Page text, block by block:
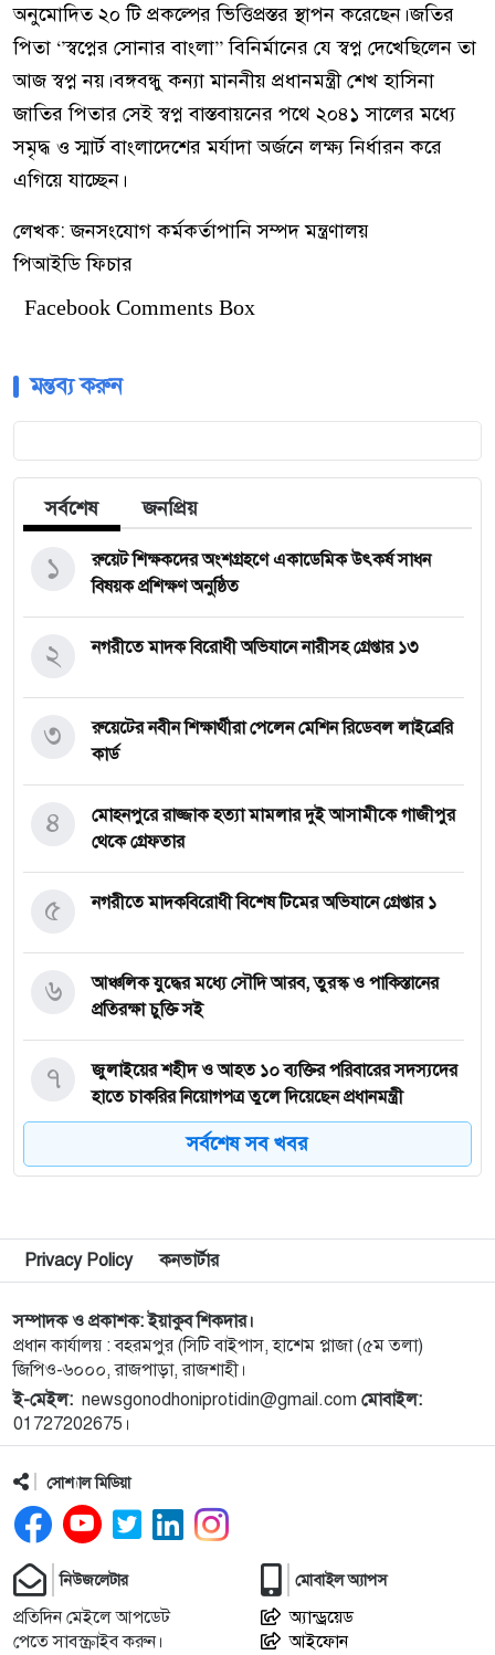
অনুমোদিত ২০ টি প্রকল্পের ভিত্তিপ্রস্তর স্থাপন করেছেন।জতির
পিতা ‘’স্বপ্নের সোনার বাংলা’’ বিনির্মানের যে স্বপ্ন দেখেছিলেন তা
আজ স্বপ্ন নয়।বঙ্গবন্ধু কন্যা মাননীয় প্রধানমন্ত্রী শেখ হাসিনা
জাতির পিতার সেই স্বপ্ন বাস্তবায়নের পথে ২০৪১ সালের মধ্যে
সমৃদ্ধ ও স্মার্ট বাংলাদেশের মর্যাদা অর্জনে লক্ষ্য নির্ধারন করে
এগিয়ে যাচ্ছেন।
লেখক: জনসংযোগ কর্মকর্তাপানি সম্পদ মন্ত্রণালয়
পিআইডি ফিচার
Facebook Comments Box
মন্তব্য করুন
সর্বশেষ জনপ্রিয়
রুয়েট শিক্ষকদের অংশগ্রহণে একাডেমিক উৎকর্ষ সাধন
বিষয়ক প্রশিক্ষণ অনুষ্ঠিত
১
নগরীতে মাদক বিরোধী অভিযানে নারীসহ গ্রেপ্তার ১৩
২
রুয়েটের নবীন শিক্ষার্থীরা পেলেন মেশিন রিডেবল লাইব্রেরি
কার্ড
৩
মোহনপুরে রাজ্জাক হত্যা মামলার দুই আসামীকে গাজীপুর
থেকে গ্রেফতার
৪
নগরীতে মাদকবিরোধী বিশেষ টিমের অভিযানে গ্রেপ্তার ১
৫
আঞ্চলিক যুদ্ধের মধ্যে সৌদি আরব, তুরস্ক ও পাকিস্তানের
প্রতিরক্ষা চুক্তি সই
৬
জুলাইয়ের শহীদ ও আহত ১০ ব্যক্তির পরিবারের সদস্যদের
হাতে চাকরির নিয়োগপত্র তুলে দিয়েছেন প্রধানমন্ত্রী
৭
জ্বালানি সংকট মোকাবিলায় সরকার সর্বোচ্চ চেষ্টা চালিয়ে
যাচ্ছে: প্রধানমন্ত্রী
৮
সীমান্তে বিজিবির অভিযানে বিপুল পরিমান ভারতীয়
মাদকদ্রব্য জব্দ
৯
নেপালের আকাশে ভয় পেলেন অপু বিশ্বাস!
১০
বগুড়া এরুলিয়া এলাকায় সড়ক দুর্ঘট্নায় সকালে ৭ জন,
১১
এসোসিয়েশনের নেতৃবৃন্দের সাক্ষাৎ
১২
নগরীর মসজিদ ও ঈদগাহ পরিদর্শনে রাসিক প্রশাসক
১৩
সর্বশেষ সব খবর
Privacy Policy কনভার্টার
সম্পাদক ও প্রকাশক: ইয়াকুব শিকদার।
প্রধান কার্যালয় : বহরমপুর (সিটি বাইপাস, হাশেম প্লাজা (৫ম তলা)
জিপিও-৬০০০, রাজপাড়া, রাজশাহী।
ই-মেইল: newsgonodhoniprotidin@gmail.com মোবাইল:
01727202675।
সোশ্যাল মিডিয়া
নিউজলেটার
প্রতিদিন মেইলে আপডেট
পেতে সাবস্ক্রাইব করুন।
মোবাইল অ্যাপস
অ্যান্ড্রয়েড
আইফোন